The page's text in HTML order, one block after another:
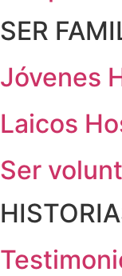
SER
Jóvenes
Laicos
Ser